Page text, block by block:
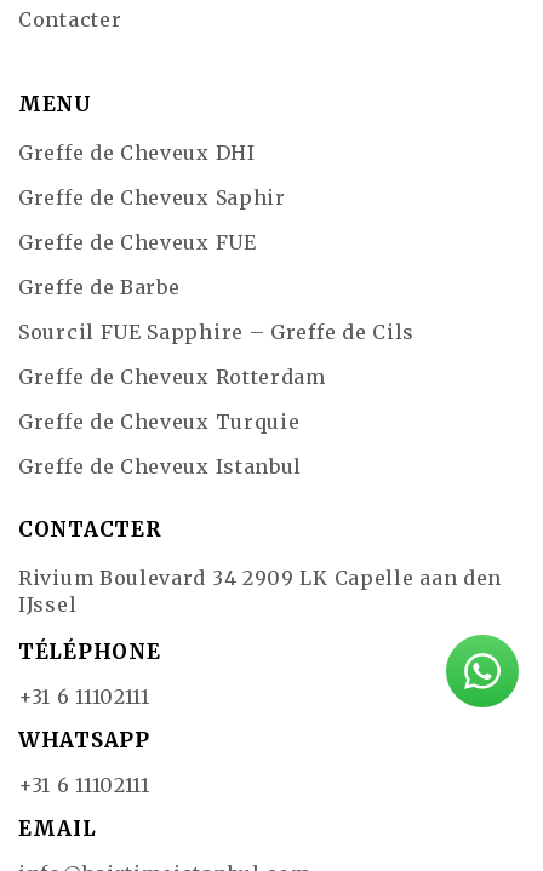
Contacter
MENU
Greffe de Cheveux DHI
Greffe de Cheveux Saphir
Greffe de Cheveux FUE
Greffe de Barbe
Sourcil FUE Sapphire – Greffe de Cils
Greffe de Cheveux Rotterdam
Greffe de Cheveux Turquie
Greffe de Cheveux Istanbul
CONTACTER
Rivium Boulevard 34 2909 LK Capelle aan den
IJssel
TÉLÉPHONE
+31 6 11102111
WHATSAPP
+31 6 11102111
EMAIL